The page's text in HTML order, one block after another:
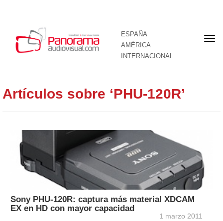
ESPAÑA
AMÉRICA
INTERNACIONAL
Artículos sobre ‘PHU-120R’
Sony PHU-120R: captura más material XDCAM
EX en HD con mayor capacidad
1 marzo 2011